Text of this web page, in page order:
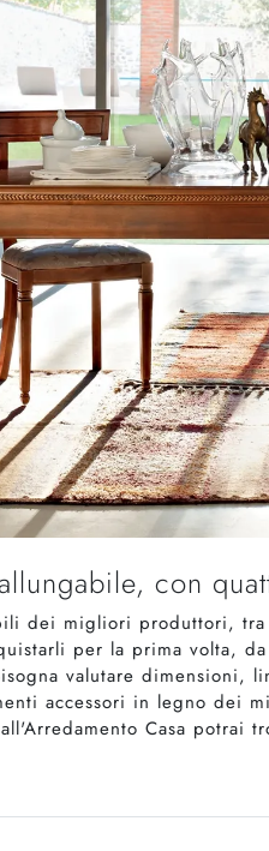
con
dei migliori produttori,
per la prima volta,
valutare dimensioni,
accessori in legno dei
Casa